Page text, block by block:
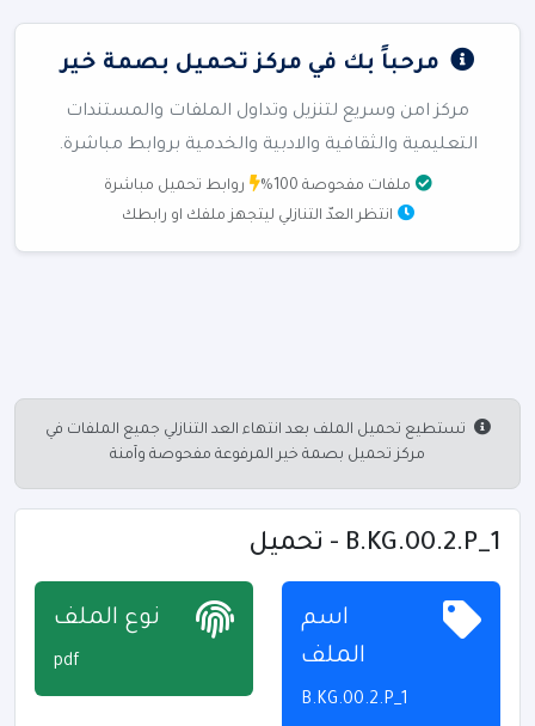
مرحباً بك في مركز تحميل بصمة خير
مركز امن وسريع لتنزيل وتداول الملفات والمستندات
التعليمية والثقافية والادبية والخدمية بروابط مباشرة.
ملفات مفحوصة 100%
روابط تحميل مباشرة
انتظر العدّ التنازلي ليتجهز ملفك او رابطك
تستطيع تحميل الملف بعد انتهاء العد التنازلي جميع الملفات في
مركز تحميل بصمة خير المرفوعة مفحوصة وآمنة
B.KG.00.2.P_1 - تحميل
اسم
الملف
B.KG.00.2.P_1
نوع الملف
pdf